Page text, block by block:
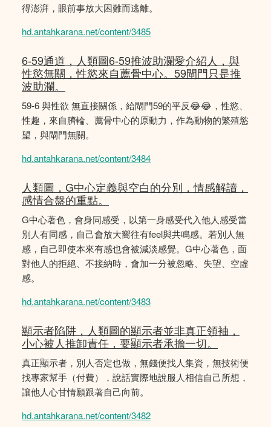
得澎湃，眼前事放大困難而逃離。
hd.antahkarana.net/content/3485
6-59通道，人類圖6-59推波助瀾愛介紹人，與
性慾無關，性慾來自薦骨中心。59閘門只是推
波助瀾。
59-6 與性欲 無直接關係，給閘門59的平反😂😂，性慾、
性趣，來自臍輪、薦骨中心的原動力，作為動物的繁殖慾
望，與閘門無關。
hd.antahkarana.net/content/3484
人類圖，G中心定義與空白的分別，情感解讀，
感情合盤的重點。
G中心著色，會身同感受，以第一身感受代入他人感受當
別人有同感，自己會放大嚮往有feel與共鳴感。若別人無
感，自己即使本來有感也會被減淡感覺。G中心著色，面
對他人的拒絕、不接納時，會加一分被忽略、失望、空虛
感。
hd.antahkarana.net/content/3483
顯示者陷阱，人類圖的顯示者並非真正領袖，
小心被人推卸責任，要顯示者承擔一切。
真正顯示者，別人否定也做，無錢便找人集資，無技術便
找專家幫手（付費），說話實際地說服人相信自己所想，
讓他人心甘情願跟著自己向前。
hd.antahkarana.net/content/3482